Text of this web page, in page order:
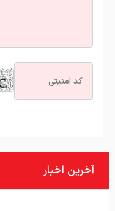
آخرین اخبار